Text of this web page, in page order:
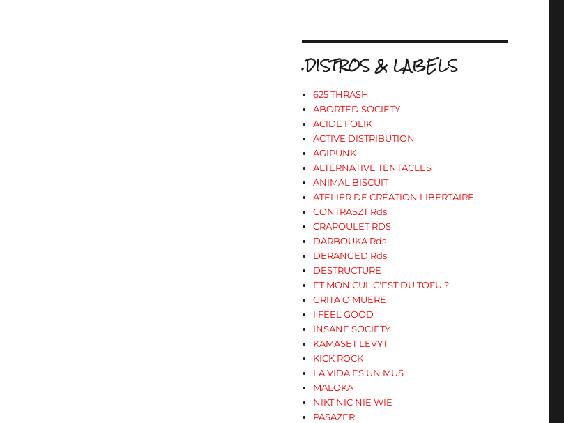
.DISTROS & LABELS
625 THRASH
ABORTED SOCIETY
ACIDE FOLIK
ACTIVE DISTRIBUTION
AGIPUNK
ALTERNATIVE TENTACLES
ANIMAL BISCUIT
ATELIER DE CRÉATION LIBERTAIRE
CONTRASZT Rds
CRAPOULET RDS
DARBOUKA Rds
DERANGED Rds
DESTRUCTURE
ET MON CUL C'EST DU TOFU ?
GRITA O MUERE
I FEEL GOOD
INSANE SOCIETY
KAMASET LEVYT
KICK ROCK
LA VIDA ES UN MUS
MALOKA
NIKT NIC NIE WIE
PASAZER